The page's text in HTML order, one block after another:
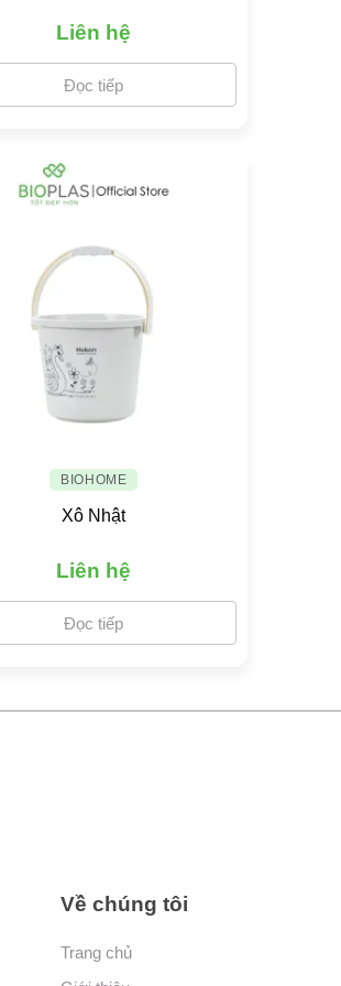
Liên hệ
Đọc tiếp
BIOHOME
Xô Nhật
Liên hệ
Đọc tiếp
Về chúng tôi
Trang chủ